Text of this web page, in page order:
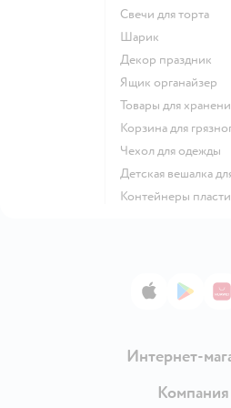
Свечи для торта
Шарик
Декор праздник
Ящик органайзер
Товары для
Корзина для
Чехол для одежды
Детская вешалка
Контейнеры
App Store
Интернет-
Доставка и
Компания